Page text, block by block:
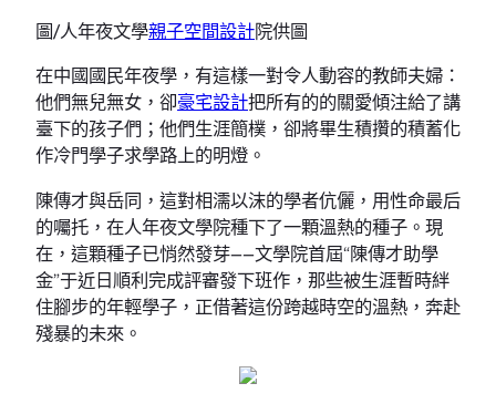
圖/人年夜文學親子空間設計院供圖
在中國國民年夜學，有這樣一對令人動容的教師夫婦：
他們無兒無女，卻豪宅設計把所有的的關愛傾注給了講
臺下的孩子們；他們生涯簡樸，卻將畢生積攢的積蓄化
作冷門學子求學路上的明燈。
陳傳才與岳同，這對相濡以沫的學者伉儷，用性命最后
的囑托，在人年夜文學院種下了一顆溫熱的種子。現
在，這顆種子已悄然發芽——文學院首屆“陳傳才助學
金”于近日順利完成評審發下班作，那些被生涯暫時絆
住腳步的年輕學子，正借著這份跨越時空的溫熱，奔赴
殘暴的未來。